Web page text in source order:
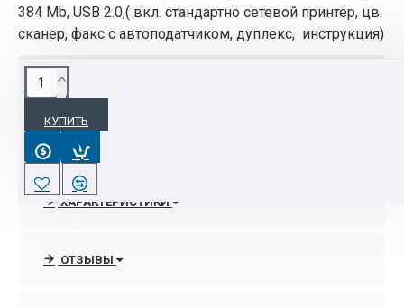
384 Mb, USB 2.0,( вкл. стандартно сетевой принтер, цв.
сканер, факс с автоподатчиком, дуплекс, инструкция)
КУПИТЬ
ОПИСАНИЕ
Многофункциональное устройство Ricoh AficioMP 161SPF
(стандартно: копир, сетевой принтер, цветной сетевой
сканер, сетевой факс с автоподатчиком, дуплекс,
инструкция)
Удобная организация панели управления и интуитивное
ХАРАКТЕРИСТИКИ
ОТЗЫВЫ